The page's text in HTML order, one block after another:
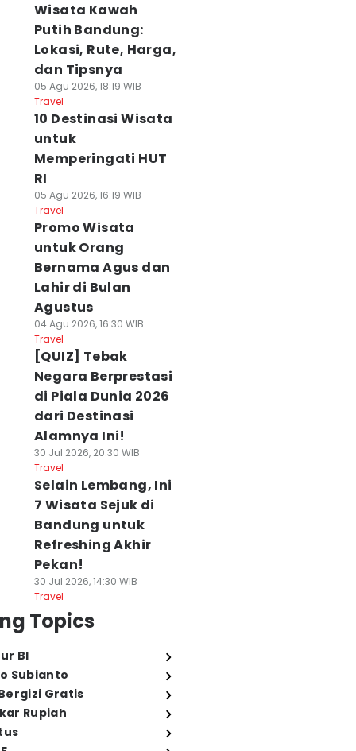
Wisata Kawah
Putih Bandung:
Lokasi, Rute, Harga,
dan Tipsnya
05 Agu 2026, 18:19 WIB
Travel
10 Destinasi Wisata
untuk
Memperingati HUT
RI
05 Agu 2026, 16:19 WIB
Travel
Promo Wisata
untuk Orang
Bernama Agus dan
Lahir di Bulan
Agustus
04 Agu 2026, 16:30 WIB
Travel
[QUIZ] Tebak
Negara Berprestasi
di Piala Dunia 2026
dari Destinasi
Alamnya Ini!
30 Jul 2026, 20:30 WIB
Travel
Selain Lembang, Ini
7 Wisata Sejuk di
Bandung untuk
Refreshing Akhir
Pekan!
30 Jul 2026, 14:30 WIB
Travel
Topics
BI
Subianto
Gratis
Rupiah